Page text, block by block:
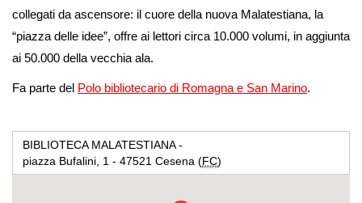
collegati da ascensore: il cuore della nuova Malatestiana, la
“piazza delle idee”, offre ai lettori circa 10.000 volumi, in aggiunta
ai 50.000 della vecchia ala.
Fa parte del Polo bibliotecario di Romagna e San Marino.
BIBLIOTECA MALATESTIANA -
piazza Bufalini, 1 - 47521 Cesena (FC)